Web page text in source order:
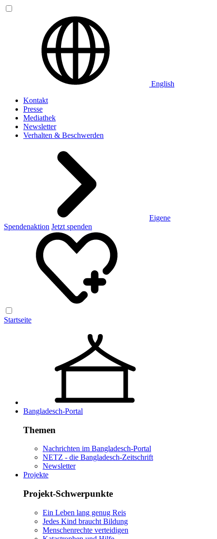
English
Kontakt
Presse
Mediathek
Newsletter
Verhalten & Beschwerden
Eigene
Spendenaktion Jetzt spenden
Startseite
Bangladesch-Portal
Themen
Nachrichten im Bangladesch-Portal
NETZ - die Bangladesch-Zeitschrift
Newsletter
Projekte
Projekt-Schwerpunkte
Ein Leben lang genug Reis
Jedes Kind braucht Bildung
Menschenrechte verteidigen